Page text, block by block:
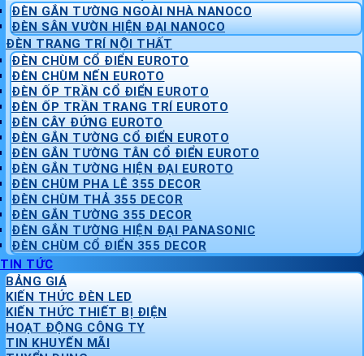
ĐÈN GẮN TƯỜNG NGOÀI NHÀ NANOCO
ĐÈN SÂN VƯỜN HIỆN ĐẠI NANOCO
ĐÈN TRANG TRÍ NỘI THẤT
ĐÈN CHÙM CỔ ĐIỂN EUROTO
ĐÈN CHÙM NẾN EUROTO
ĐÈN ỐP TRẦN CỔ ĐIỂN EUROTO
ĐÈN ỐP TRẦN TRANG TRÍ EUROTO
ĐÈN CÂY ĐỨNG EUROTO
ĐÈN GẮN TƯỜNG CỔ ĐIỂN EUROTO
ĐÈN GẮN TƯỜNG TÂN CỔ ĐIỂN EUROTO
ĐÈN GẮN TƯỜNG HIỆN ĐẠI EUROTO
ĐÈN CHÙM PHA LÊ 355 DECOR
ĐÈN CHÙM THẢ 355 DECOR
ĐÈN GẮN TƯỜNG 355 DECOR
ĐÈN GẮN TƯỜNG HIỆN ĐẠI PANASONIC
ĐÈN CHÙM CỔ ĐIỂN 355 DECOR
TIN TỨC
BẢNG GIÁ
KIẾN THỨC ĐÈN LED
KIẾN THỨC THIẾT BỊ ĐIỆN
HOẠT ĐỘNG CÔNG TY
TIN KHUYẾN MÃI